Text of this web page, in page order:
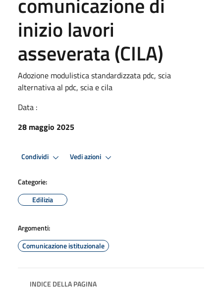
inizio lavori
asseverata (CILA)
Adozione modulistica standardizzata pdc, scia
alternativa al pdc, scia e cila
Data :
28 maggio 2025
Condividi Vedi azioni
Categorie:
Edilizia
Argomenti:
Comunicazione istituzionale
INDICE DELLA PAGINA